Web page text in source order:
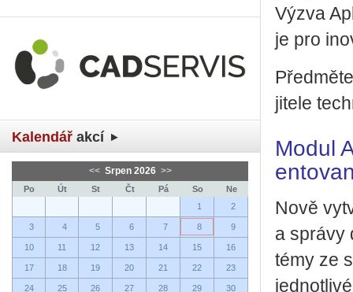
Kalendář akcí
<< Srpen 2026 >>
Po Út St Čt Pá So
Ne
1
2
3 4 5 6 7 8 9
10 11 12 13 14 15 16
17 18 19 20 21 22 23
24 25 26 27 28 29 30
Výzva
je pro
ji­te­le
Modul
Nově
a sprá­vy
témy ze